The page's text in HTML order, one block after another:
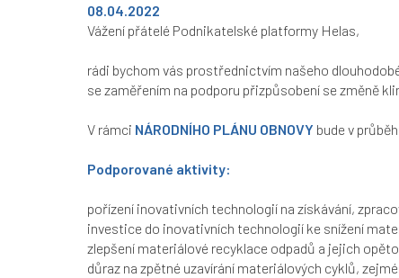
08.04.2022
Vážení přátelé Podnikatelské platformy Helas,
rádi bychom vás prostřednictvím našeho
se zaměřením na podporu přizpůsobení se změně
V rámci NÁRODNÍHO PLÁNU OBNOVY bude v
Podporované aktivity:
pořízení inovativních technologií na získávání,
investice do inovativních technologií ke snížení
zlepšení materiálové recyklace odpadů a jejich
důraz na zpětné uzavírání materiálových cyklů,